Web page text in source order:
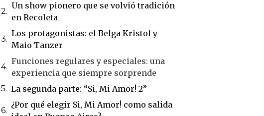
Un show pionero que se volvió tradición
en Recoleta
Los protagonistas: el Belga Kristof y
Maio Tanzer
Funciones regulares y especiales: una
experiencia que siempre sorprende
La segunda parte: “Si, Mi Amor! 2”
¿Por qué elegir Si, Mi Amor! como salida